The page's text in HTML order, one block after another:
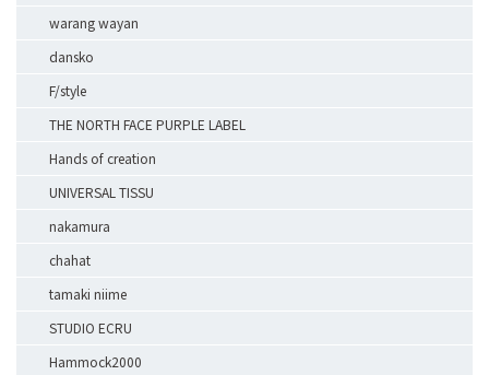
warang wayan
dansko
F/style
THE NORTH FACE PURPLE LABEL
Hands of creation
UNIVERSAL TISSU
nakamura
chahat
tamaki niime
STUDIO ECRU
Hammock2000